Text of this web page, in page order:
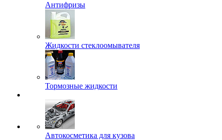
Антифризы
Жидкости стеклоомывателя
Тормозные жидкости
Автокосметика для кузова